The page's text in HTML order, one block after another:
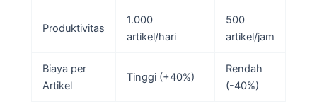
Produktivitas
1.000
artikel/hari
500
artikel/jam
Biaya per
Artikel
Tinggi (+40%)
Rendah
(-40%)